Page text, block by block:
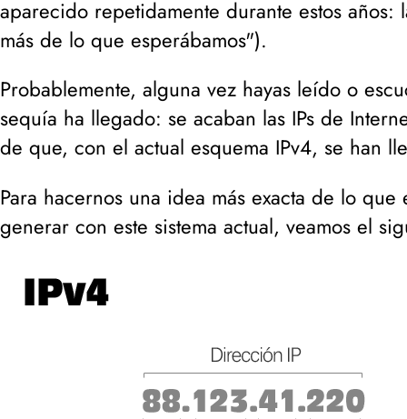
aparecido repetidamente durante estos años:
más de lo que esperábamos").
Probablemente, alguna vez hayas leído o
sequía ha llegado: se acaban las IPs de
de que, con el actual esquema IPv4, se han
Para hacernos una idea más exacta de lo
generar con este sistema actual, veamos el